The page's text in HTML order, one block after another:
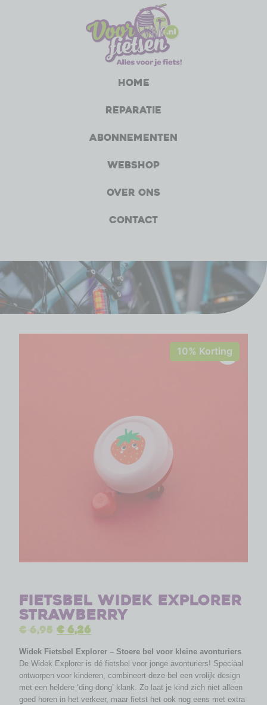
Home
Reparatie
Abonnementen
Webshop
Over ons
Contact
10% Korting
Fietsbel Widek Explorer
Strawberry
€6,95 €6,26
Widek Fietsbel Explorer – Stoere bel voor kleine avonturiers
De Widek Explorer is dé fietsbel voor jonge avonturiers! Speciaal
ontworpen voor kinderen, combineert deze bel een vrolijk design
met een heldere ‘ding-dong’ klank. Zo laat je kind zich niet alleen
goed horen in het verkeer, maar fietst het ook nog eens met extra